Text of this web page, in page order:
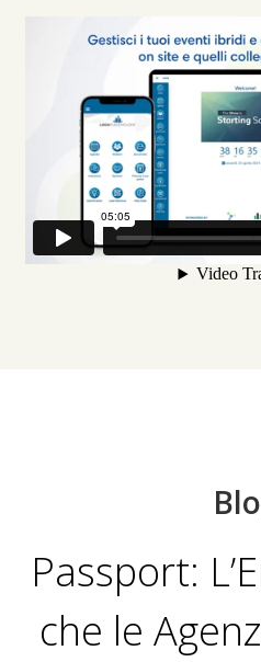
Passport:
che le